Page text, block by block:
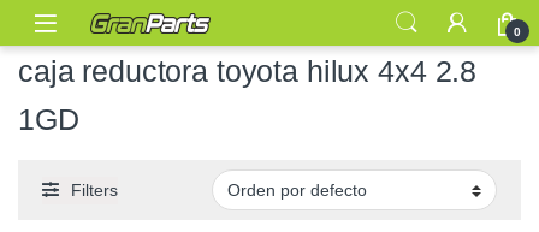
0
caja reductora toyota hilux 4x4 2.8
1GD
Filters